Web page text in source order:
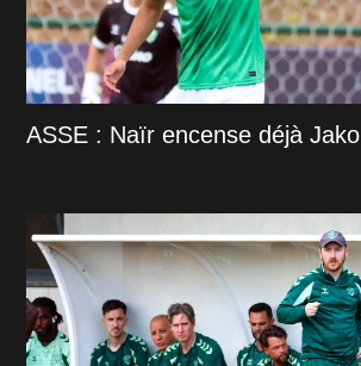
ASSE : Naïr encense déjà